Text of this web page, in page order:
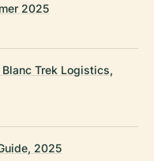
2025
Trek Logistics,
2025